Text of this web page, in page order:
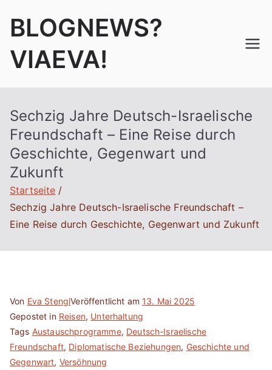
InhaltBLOGNEWS?
VIAEVA!
Sechzig Jahre Deutsch-Israelische
Freundschaft – Eine Reise durch
Geschichte, Gegenwart und
Zukunft
Startseite
Sechzig Jahre Deutsch-Israelische Freundschaft –
Eine Reise durch Geschichte, Gegenwart und Zukunft
Von Eva StenglVeröffentlicht am13. Mai 2025
Gepostet in Reisen, Unterhaltung
Tags Austauschprogramme, Deutsch-Israelische
Freundschaft, Diplomatische Beziehungen, Geschichte und
Gegenwart, Versöhnung